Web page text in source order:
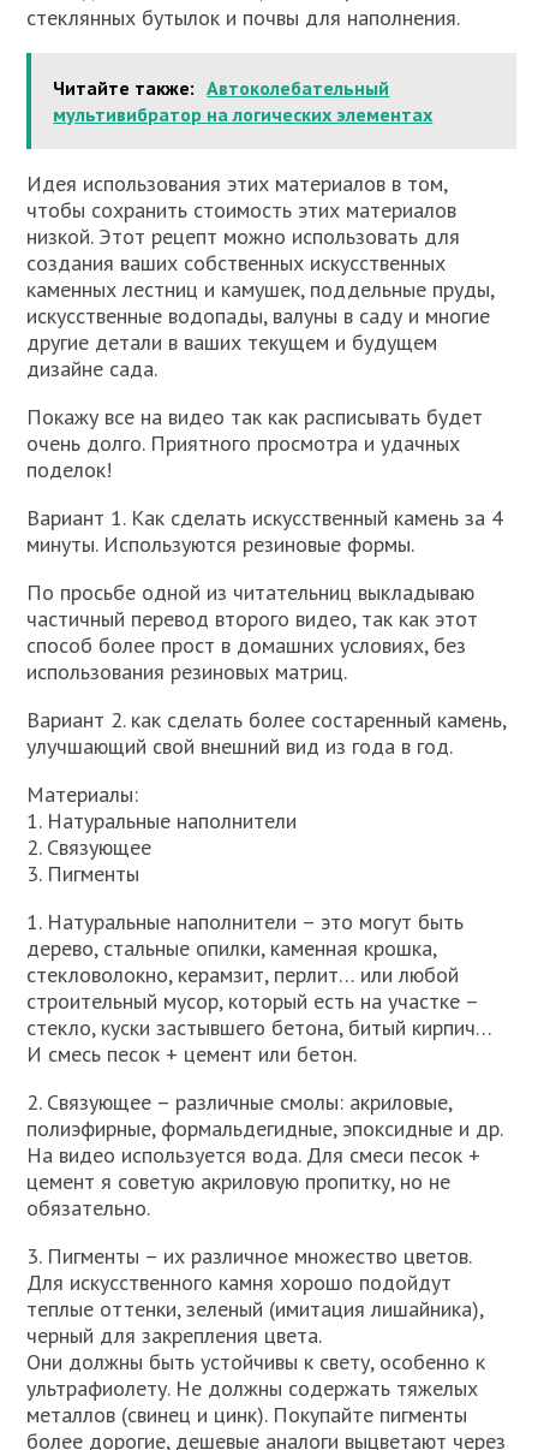
стеклянных бутылок и почвы для наполнения.
Читайте также: Автоколебательный
мультивибратор на логических элементах
Идея использования этих материалов в том,
чтобы сохранить стоимость этих материалов
низкой. Этот рецепт можно использовать для
создания ваших собственных искусственных
каменных лестниц и камушек, поддельные пруды,
искусственные водопады, валуны в саду и многие
другие детали в ваших текущем и будущем
дизайне сада.
Покажу все на видео так как расписывать будет
очень долго. Приятного просмотра и удачных
поделок!
Вариант 1. Как сделать искусственный камень за 4
минуты. Используются резиновые формы.
По просьбе одной из читательниц выкладываю
частичный перевод второго видео, так как этот
способ более прост в домашних условиях, без
использования резиновых матриц.
Вариант 2. как сделать более состаренный камень,
улучшающий свой внешний вид из года в год.
Материалы:
1. Натуральные наполнители
2. Связующее
3. Пигменты
1. Натуральные наполнители – это могут быть
дерево, стальные опилки, каменная крошка,
стекловолокно, керамзит, перлит… или любой
строительный мусор, который есть на участке –
стекло, куски застывшего бетона, битый кирпич…
И смесь песок + цемент или бетон.
2. Связующее – различные смолы: акриловые,
полиэфирные, формальдегидные, эпоксидные и др.
На видео используется вода. Для смеси песок +
цемент я советую акриловую пропитку, но не
обязательно.
3. Пигменты – их различное множество цветов.
Для искусственного камня хорошо подойдут
теплые оттенки, зеленый (имитация лишайника),
черный для закрепления цвета.
Они должны быть устойчивы к свету, особенно к
ультрафиолету. Не должны содержать тяжелых
металлов (свинец и цинк). Покупайте пигменты
более дорогие, дешевые аналоги выцветают через